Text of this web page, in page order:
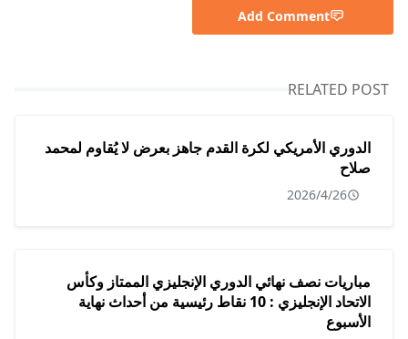
Add Comment
RELATED POST
الدوري الأمريكي لكرة القدم جاهز بعرض لا يُقاوم لمحمد
صلاح
2026/4/26
مباريات نصف نهائي الدوري الإنجليزي الممتاز وكأس
الاتحاد الإنجليزي : 10 نقاط رئيسية من أحداث نهاية
الأسبوع